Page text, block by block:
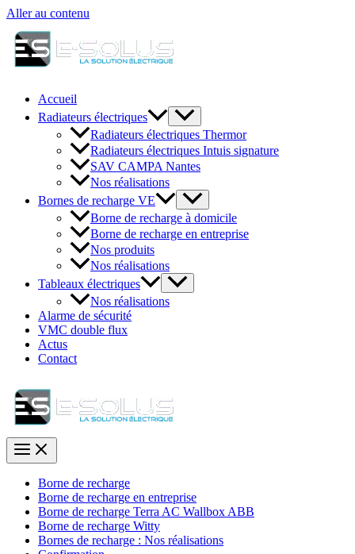
Aller au contenu
Accueil
Radiateurs électriques
Radiateurs électriques Thermor
Radiateurs électriques Intuis signature
SAV CAMPA Nantes
Nos réalisations
Bornes de recharge VE
Borne de recharge à domicile
Borne de recharge en entreprise
Nos produits
Nos réalisations
Tableaux électriques
Nos réalisations
Alarme de sécurité
VMC double flux
Actus
Contact
Borne de recharge
Borne de recharge en entreprise
Borne de recharge Terra AC Wallbox ABB
Borne de recharge Witty
Bornes de recharge : Nos réalisations